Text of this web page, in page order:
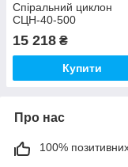
Спіральний циклон
СЦН-40-500
15 218 ₴
Купити
Про нас
100% позитивних